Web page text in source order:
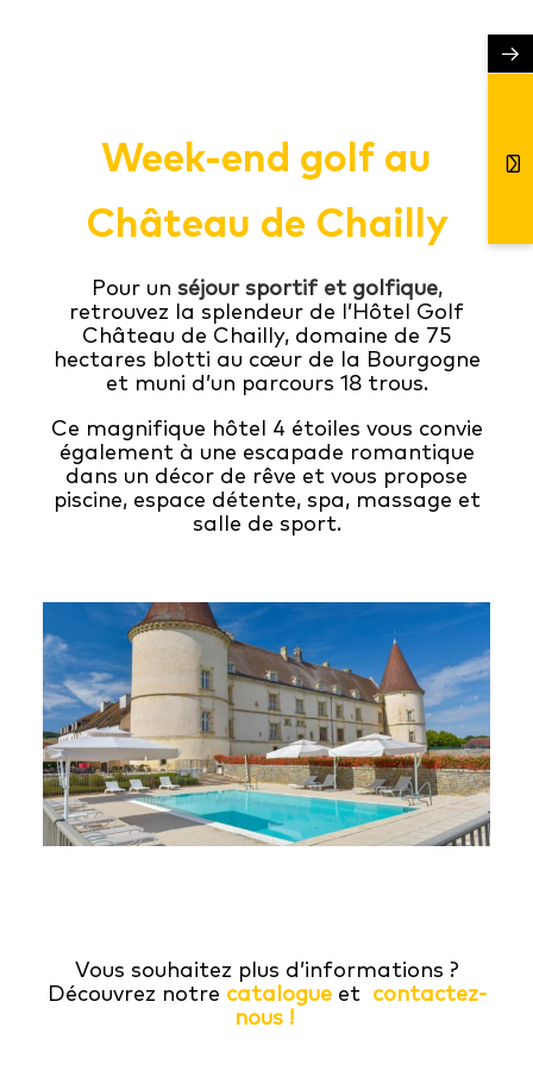
Week-end golf au
Château de Chailly
Pour un séjour sportif et golfique,
retrouvez la splendeur de l’Hôtel Golf
Château de Chailly, domaine de 75
hectares blotti au cœur de la Bourgogne
et muni d’un parcours 18 trous.
Ce magnifique hôtel 4 étoiles vous convie
également à une escapade romantique
dans un décor de rêve et vous propose
piscine, espace détente, spa, massage et
salle de sport.
Vous souhaitez plus d’informations ?
Découvrez notre catalogueet contactez-
nous !
→